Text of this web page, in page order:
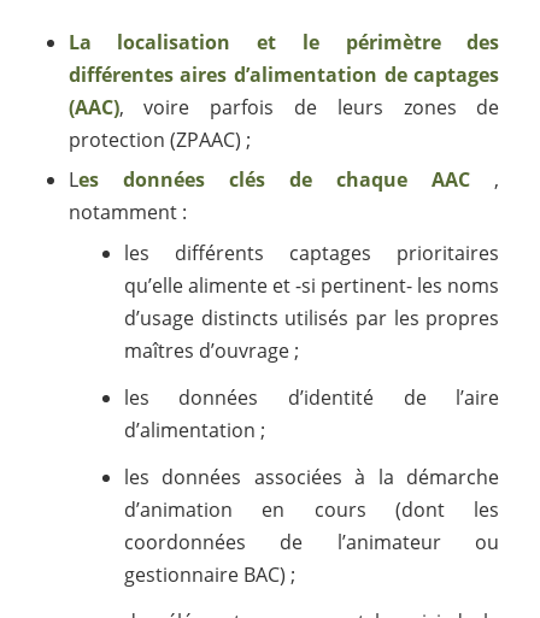
La localisation et le périmètre des
différentes aires d’alimentation de captages
(AAC), voire parfois de leurs zones de
protection (ZPAAC) ;
Les données clés de chaque AAC ,
notamment :
les différents captages prioritaires
qu’elle alimente et -si pertinent- les noms
d’usage distincts utilisés par les propres
maîtres d’ouvrage ;
les données d’identité de l’aire
d’alimentation ;
les données associées à la démarche
d’animation en cours (dont les
coordonnées de l’animateur ou
gestionnaire BAC) ;